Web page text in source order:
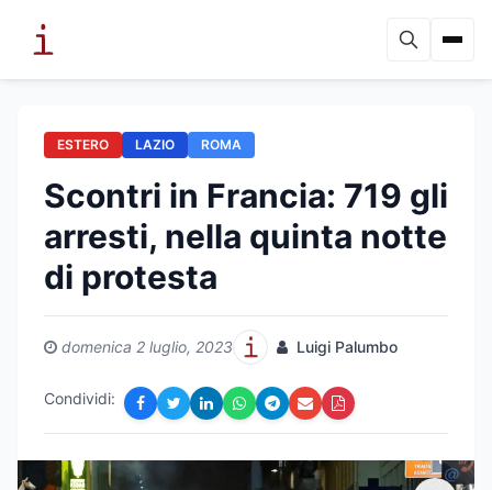
ESTERO LAZIO ROMA
Scontri in Francia: 719 gli
arresti, nella quinta notte
di protesta
domenica 2 luglio, 2023 Luigi Palumbo
Condividi: